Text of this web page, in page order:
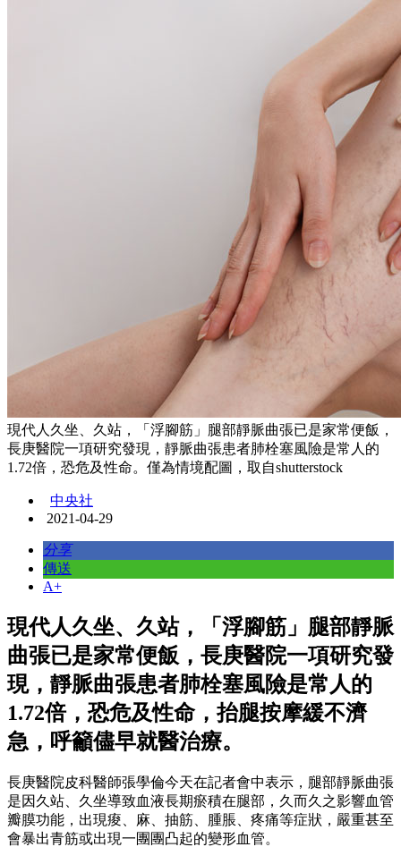
現代人久坐、久站，「浮腳筋」腿部靜脈曲張已是家常便飯，
長庚醫院一項研究發現，靜脈曲張患者肺栓塞風險是常人的
1.72倍，恐危及性命。僅為情境配圖，取自shutterstock
中央社
2021-04-29
分享
傳送
A+
現代人久坐、久站，「浮腳筋」腿部靜脈
曲張已是家常便飯，長庚醫院一項研究發
現，靜脈曲張患者肺栓塞風險是常人的
1.72倍，恐危及性命，抬腿按摩緩不濟
急，呼籲儘早就醫治療。
長庚醫院皮科醫師張學倫今天在記者會中表示，腿部靜脈曲張
是因久站、久坐導致血液長期瘀積在腿部，久而久之影響血管
瓣膜功能，出現痠、麻、抽筋、腫脹、疼痛等症狀，嚴重甚至
會暴出青筋或出現一團團凸起的變形血管。